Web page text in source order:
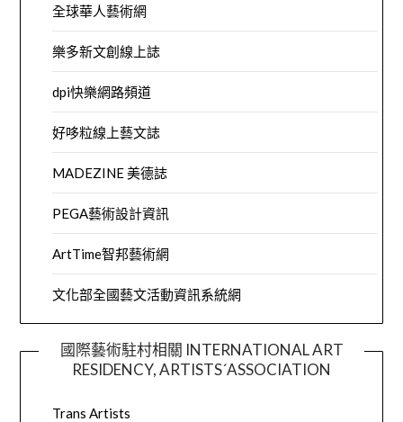
全球華人藝術網
樂多新文創線上誌
dpi快樂網路頻道
好哆粒線上藝文誌
MADEZINE 美德誌
PEGA藝術設計資訊
ArtTime智邦藝術網
文化部全國藝文活動資訊系統網
國際藝術駐村相關 INTERNATIONAL ART
RESIDENCY, ARTISTS´ASSOCIATION
Trans Artists